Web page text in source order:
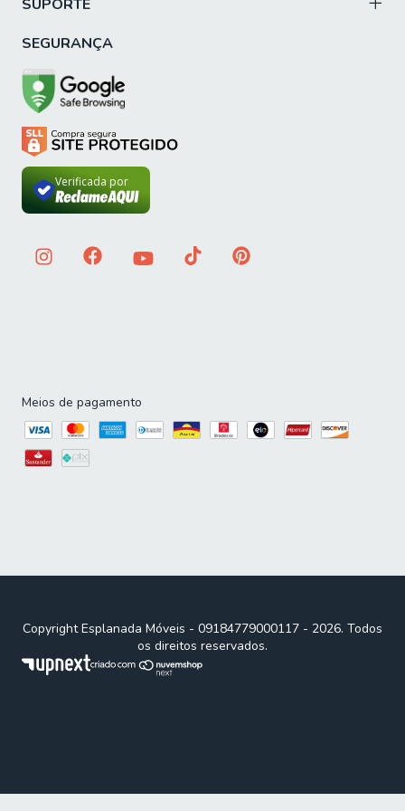
SUPORTE
SEGURANÇA
Verificada por
Meios de pagamento
Copyright Esplanada Móveis - 09184779000117 - 2026. Todos
os direitos reservados.